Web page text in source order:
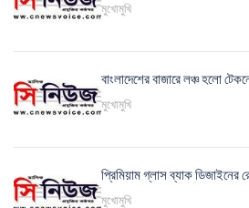
মুখোমুখি
বাংলাদেশের বাজারে লঞ্চ হলো
মুখোমুখি
প্রিমিয়াম গ্লাস ব্যাক ডিজাইনের
মুখোমুখি